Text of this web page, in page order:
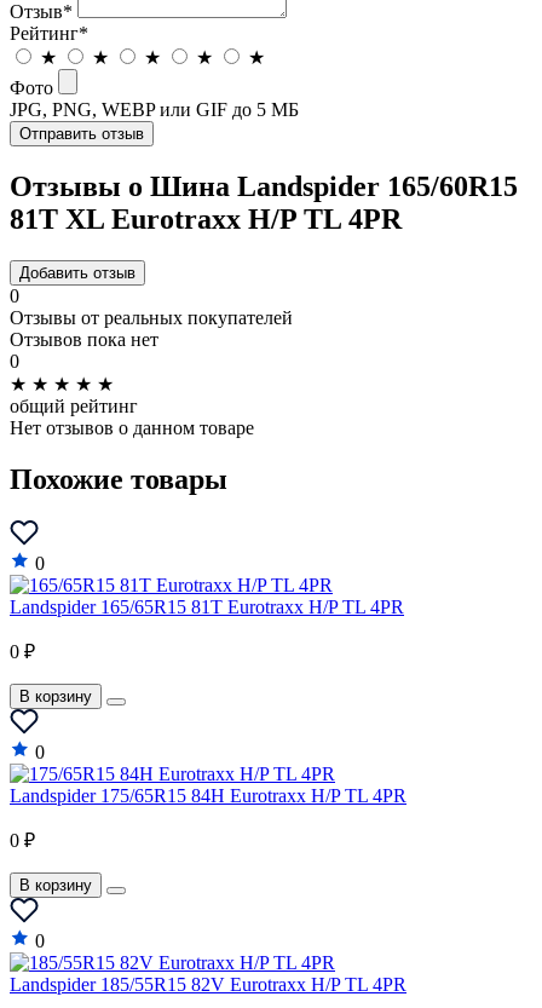
Отзыв*
Рейтинг*
★
★ ★ ★
★
Фото
JPG, PNG, WEBP или GIF до 5 МБ
Отправить отзыв
Отзывы о Шина Landspider 165/60R15
81T XL Eurotraxx H/P TL 4PR
Добавить отзыв
0
Отзывы от реальных покупателей
Отзывов пока нет
0
★ ★ ★ ★ ★
общий рейтинг
Нет отзывов о данном товаре
Похожие товары
0
Landspider 165/65R15 81T Eurotraxx H/P TL 4PR
0 ₽
В корзину
0
Landspider 175/65R15 84H Eurotraxx H/P TL 4PR
0 ₽
В корзину
0
Landspider 185/55R15 82V Eurotraxx H/P TL 4PR